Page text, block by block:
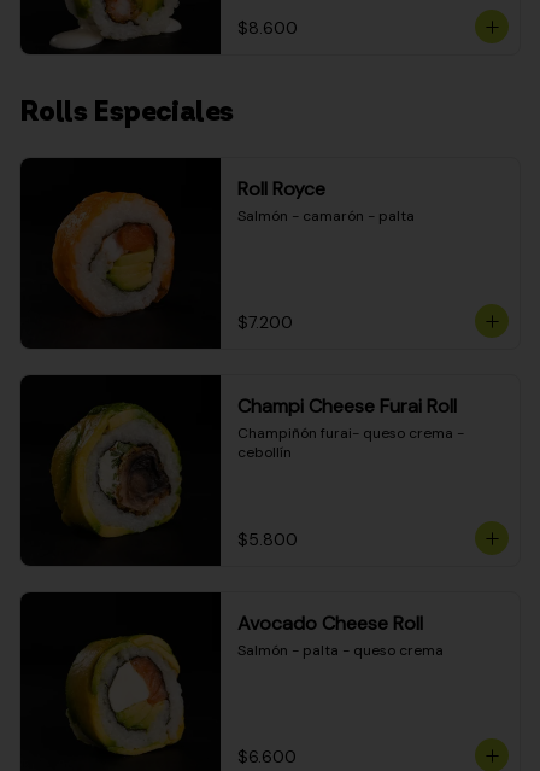
$8.600
Rolls Especiales
Roll Royce
Salmón - camarón - palta
$7.200
Champi Cheese Furai Roll
Champiñón furai- queso crema -
cebollín
$5.800
Avocado Cheese Roll
Salmón - palta - queso crema
$6.600